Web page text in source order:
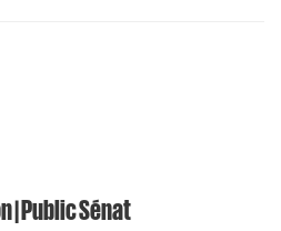
| Public Sénat